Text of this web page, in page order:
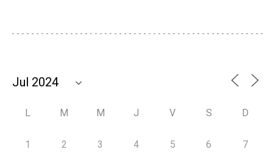
L M M J V S D
1 2 3 4 5 6 7